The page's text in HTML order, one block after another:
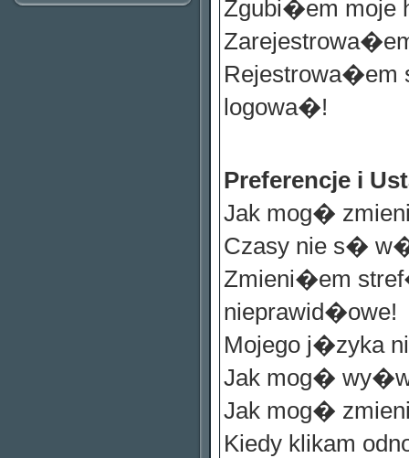
Zgubi�em moje
logowa�!
Preferencje i
Jak mog�
Czasy nie s�
Zmieni�em
nieprawid�owe!
Mojego j�zyka
Jak mog�
Jak mog�
Kiedy klikam